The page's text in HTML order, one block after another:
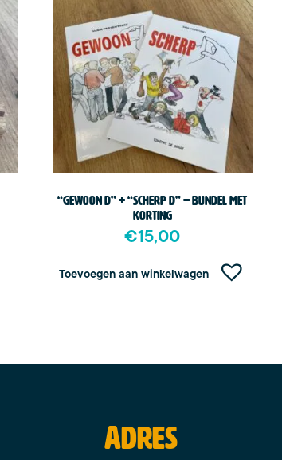
“Gewoon D” + “Scherp D” – bundel met
korting
€15,00
Toevoegen aan winkelwagen
Adres